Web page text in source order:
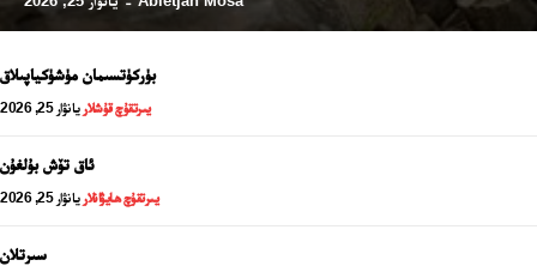
بۈركۈتسىمان مۈشۈكياپىلاق
يىرتقۇچ قۇشلار يانۋار 25, 2026
ئاق تۆش بۇلغۇن
يىرتقۇچ ھايۋانلار يانۋار 25, 2026
سىرتلان